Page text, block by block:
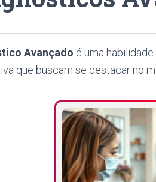
Avançado é uma
que buscam se destacar no